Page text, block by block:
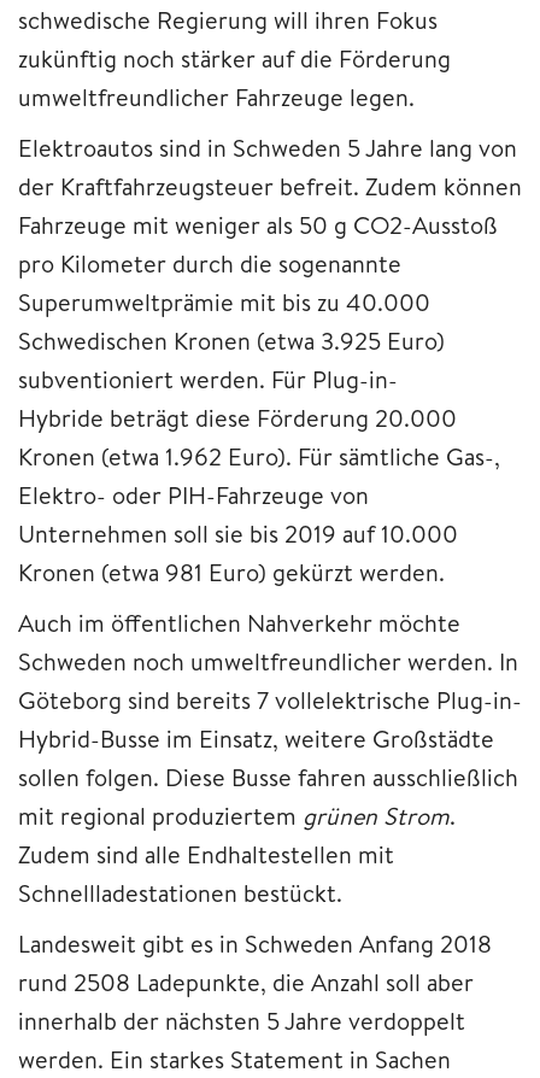
schwedische Regierung will ihren Fokus
zukünftig noch stärker auf die Förderung
umweltfreundlicher Fahrzeuge legen.
Elektroautos sind in Schweden 5 Jahre lang von
der Kraftfahrzeugsteuer befreit. Zudem können
Fahrzeuge mit weniger als 50 g CO2-Ausstoß
pro Kilometer durch die sogenannte
Superumweltprämie mit bis zu 40.000
Schwedischen Kronen (etwa 3.925 Euro)
subventioniert werden. Für Plug-in-
Hybride beträgt diese Förderung 20.000
Kronen (etwa 1.962 Euro). Für sämtliche Gas-,
Elektro- oder PIH-Fahrzeuge von
Unternehmen soll sie bis 2019 auf 10.000
Kronen (etwa 981 Euro) gekürzt werden.
Auch im öffentlichen Nahverkehr möchte
Schweden noch umweltfreundlicher werden. In
Göteborg sind bereits 7 vollelektrische Plug-in-
Hybrid-Busse im Einsatz, weitere Großstädte
sollen folgen. Diese Busse fahren ausschließlich
mit regional produziertem grünen Strom.
Zudem sind alle Endhaltestellen mit
Schnellladestationen bestückt.
Landesweit gibt es in Schweden Anfang 2018
rund 2508 Ladepunkte, die Anzahl soll aber
innerhalb der nächsten 5 Jahre verdoppelt
werden. Ein starkes Statement in Sachen